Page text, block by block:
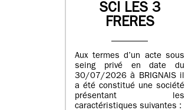
SCI LES 3
FRERES
Aux termes d’un acte sous
seing privé en date du
30/07/2026 à BRIGNAIS il
a été constitué une société
présentant les
caractéristiques suivantes :